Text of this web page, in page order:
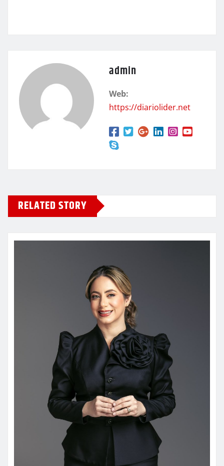
admin
Web:
https://diariolider.net
RELATED STORY